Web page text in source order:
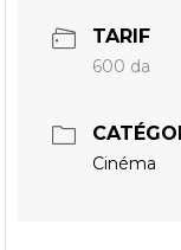
TARIF
600 da
Cinéma